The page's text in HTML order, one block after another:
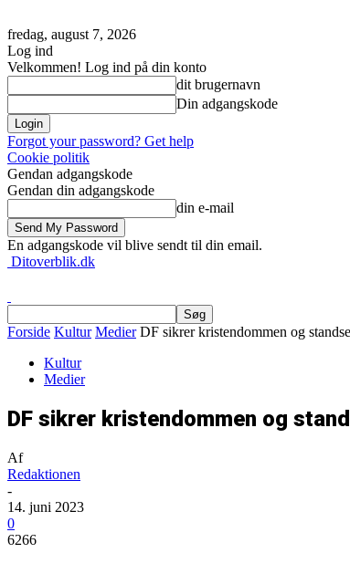
fredag, august 7, 2026
Log ind
Velkommen! Log ind på din konto
dit brugernavn
Din adgangskode
Forgot your password? Get help
Cookie politik
Gendan adgangskode
Gendan din adgangskode
din e-mail
En adgangskode vil blive sendt til din email.
Ditoverblik.dk
Forside Kultur Medier DF sikrer kristendommen og
Kultur
Medier
DF sikrer kristendommen og
Af
Redaktionen
-
14. juni 2023
0
6266